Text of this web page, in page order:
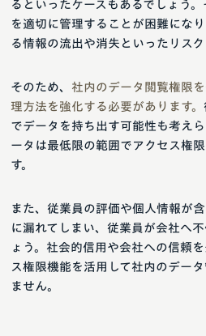
るといったケースもあるでしょう
を適切に管理することが困難にな
る情報の流出や消失といったリスク
そのため、 社内のデータ閲覧権限
理方法を強化する必要があります。
でデータを持ち出す可能性も考え
ータは最低限の範囲でアクセス権
す。
また、従業員の評価や個人情報が
に漏れてしまい、従業員が会社へ
ょう。社会的信用や会社への信頼
ス権限機能を活用して社内のデー
ません。